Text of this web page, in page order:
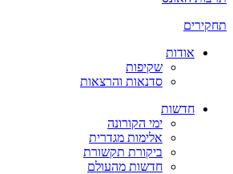
תחקירים
אודות
שקיפות
סדנאות והרצאות
חדשות
ימי הקורונה
אלימות מגדרית
ביקורת תקשורת
חדשות מהעולם